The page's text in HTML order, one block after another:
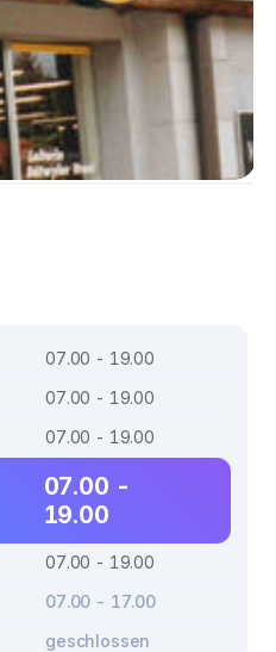
07.00 - 19.00
07.00 - 19.00
07.00 - 19.00
07.00 -
19.00
07.00 - 19.00
07.00 - 17.00
geschlossen